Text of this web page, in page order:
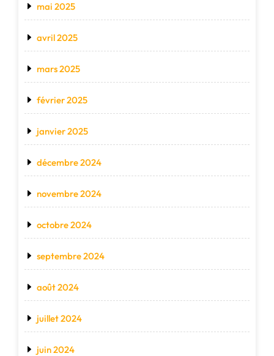
mai 2025
avril 2025
mars 2025
février 2025
janvier 2025
décembre 2024
novembre 2024
octobre 2024
septembre 2024
août 2024
juillet 2024
juin 2024